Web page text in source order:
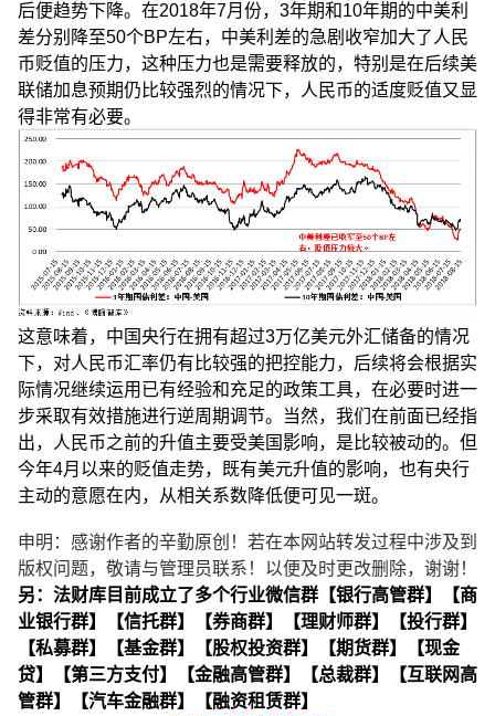
后便趋势下降。在2018年7月份，3年期和10年期的中美利
差分别降至50个BP左右，中美利差的急剧收窄加大了人民
币贬值的压力，这种压力也是需要释放的，特别是在后续美
联储加息预期仍比较强烈的情况下，人民币的适度贬值又显
得非常有必要。
这意味着，中国央行在拥有超过3万亿美元外汇储备的情况
下，对人民币汇率仍有比较强的把控能力，后续将会根据实
际情况继续运用已有经验和充足的政策工具，在必要时进一
步采取有效措施进行逆周期调节。当然，我们在前面已经指
出，人民币之前的升值主要受美国影响，是比较被动的。但
今年4月以来的贬值走势，既有美元升值的影响，也有央行
主动的意愿在内，从相关系数降低便可见一斑。
申明：感谢作者的辛勤原创！若在本网站转发过程中涉及到
版权问题，敬请与管理员联系！以便及时更改删除，谢谢！
另：法财库目前成立了多个行业微信群【银行高管群】【商
业银行群】【信托群】【券商群】【理财师群】【投行群】
【私募群】【基金群】【股权投资群】【期货群】【现金
贷】【第三方支付】【金融高管群】【总裁群】【互联网高
管群】【汽车金融群】【融资租赁群】